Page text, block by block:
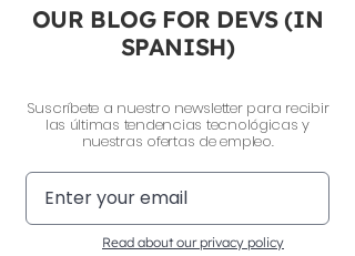
OUR BLOG FOR DEVS (IN
SPANISH)
Suscríbete a nuestro newsletter para recibir
las últimas tendencias tecnológicas y
nuestras ofertas de empleo.
Read about our privacy policy